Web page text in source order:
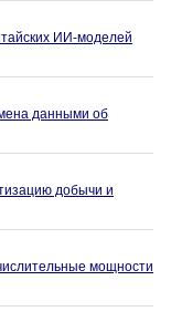
ИИ-моделей
данными об
добычи и
мощности